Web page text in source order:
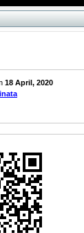
18 April, 2020